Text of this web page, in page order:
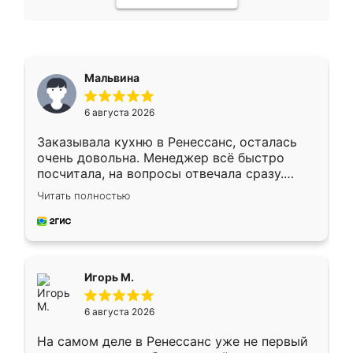
Мальвина
6 августа 2026
Заказывала кухню в Ренессанс, осталась
очень довольна. Менеджер всё быстро
посчитала, на вопросы отвечала сразу.
Замерщик приехал в субботу, подошёл к
делу со всей ответственностью. Собрали
за день, ребята работали аккуратно, даже
Читать полностью
Игорь М.
6 августа 2026
На самом деле в Ренессанс уже не первый